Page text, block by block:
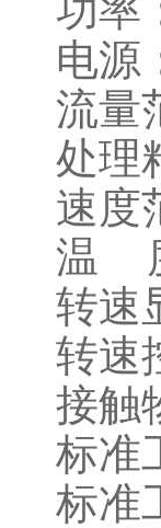
功率
电源
流量
处理
速度
温
转速
转速
接触
标准
标准